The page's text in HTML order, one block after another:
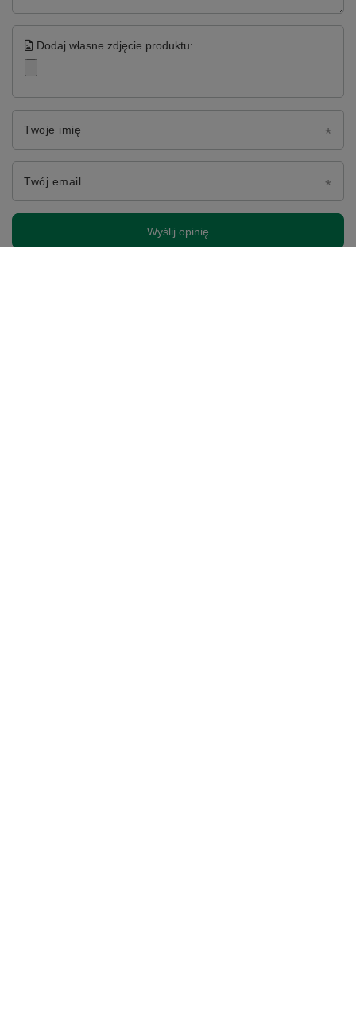
Dodaj własne zdjęcie produktu:
Twoje imię
Twój email
Wyślij opinię